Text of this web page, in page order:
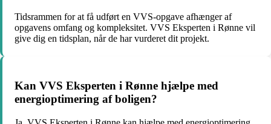
Tidsrammen for at få udført en VVS-opgave afhænger af
opgavens omfang og kompleksitet. VVS Eksperten i Rønne vil
give dig en tidsplan, når de har vurderet dit projekt.
Kan VVS Eksperten i Rønne hjælpe med
energioptimering af boligen?